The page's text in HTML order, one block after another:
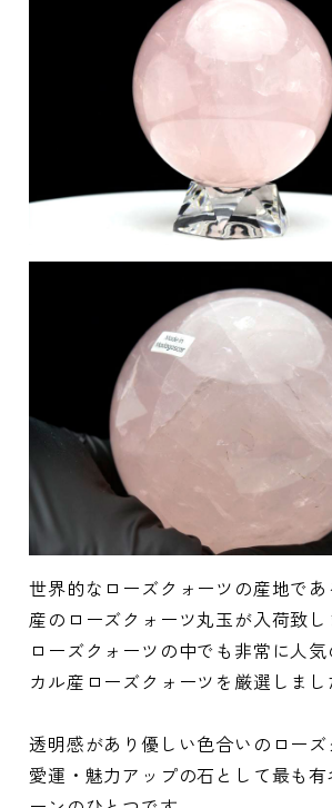
世界的なローズクォーツの産地で
産のローズクォーツ丸玉が入荷致し
ローズクォーツの中でも非常に人
カル産ローズクォーツを厳選しまし
透明感があり優しい色合いのロー
愛運・魅力アップの石として最も